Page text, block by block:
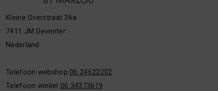
Kleine Overstraat 36a
7411 JM Deventer
Nederland
Telefoon webshop 06 24622202
Telefoon winkel 06 34373619